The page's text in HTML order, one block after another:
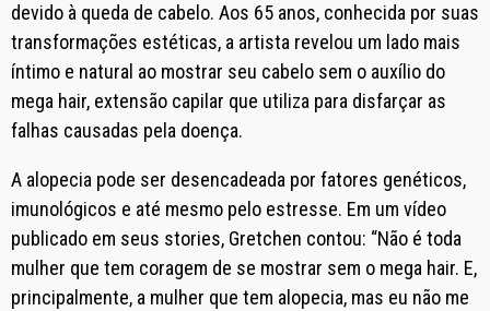
devido à queda de cabelo. Aos 65 anos, conhecida por suas
transformações estéticas, a artista revelou um lado mais
íntimo e natural ao mostrar seu cabelo sem o auxílio do
mega hair, extensão capilar que utiliza para disfarçar as
falhas causadas pela doença.
A alopecia pode ser desencadeada por fatores genéticos,
imunológicos e até mesmo pelo estresse. Em um vídeo
publicado em seus stories, Gretchen contou: “Não é toda
mulher que tem coragem de se mostrar sem o mega hair. E,
principalmente, a mulher que tem alopecia, mas eu não me